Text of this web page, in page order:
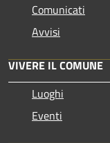
Comunicati
Avvisi
VIVERE IL COMUNE
Luoghi
Eventi